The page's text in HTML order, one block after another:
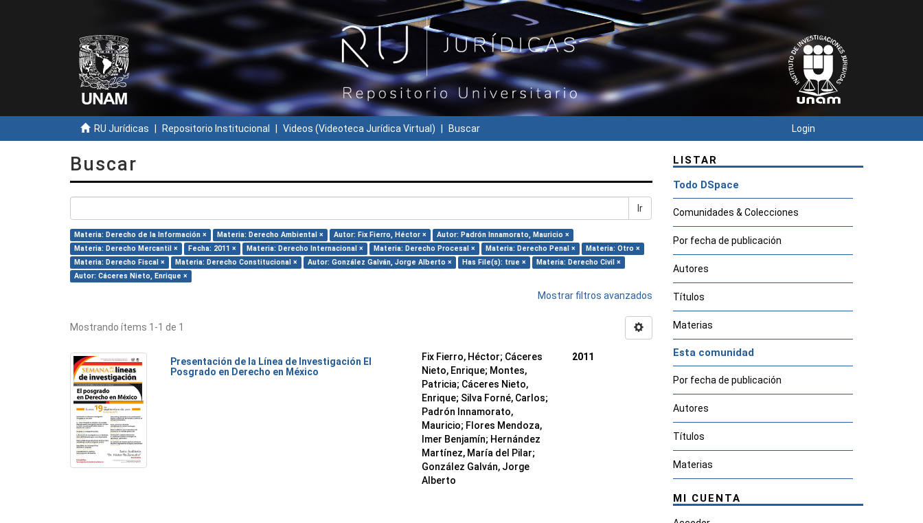
RU Jurídicas Repositorio Institucional Videos (Videoteca Jurídica Virtual) Buscar Login
Buscar
Ir
Materia: Derecho de la Información × Materia: Derecho Ambiental × Autor: Fix Fierro, Héctor ×
Autor: Padrón Innamorato, Mauricio ×
Materia: Derecho Mercantil ×
Fecha: 2011 × Materia: Derecho Internacional × Materia: Derecho Procesal × Materia: Derecho Penal ×
Materia: Otro ×
Materia: Derecho Fiscal ×
Materia: Derecho Constitucional × Autor: González Galván, Jorge Alberto × Has File(s): true ×
Materia: Derecho Civil ×
Autor: Cáceres Nieto, Enrique ×
Mostrar filtros avanzados
Mostrando ítems 1-1 de 1
Presentación de la Línea de Investigación El
Posgrado en Derecho en México
Fix Fierro, Héctor; Cáceres
Nieto, Enrique; Montes,
Patricia; Cáceres Nieto,
Enrique; Silva Forné, Carlos;
Padrón Innamorato,
Mauricio; Flores Mendoza,
Imer Benjamín; Hernández
Martínez, María del Pilar;
González Galván, Jorge
Alberto
2011
LISTAR
Todo DSpace
Comunidades & Colecciones
Por fecha de publicación
Autores
Títulos
Materias
Esta comunidad
Por fecha de publicación
Autores
Títulos
Materias
MI CUENTA